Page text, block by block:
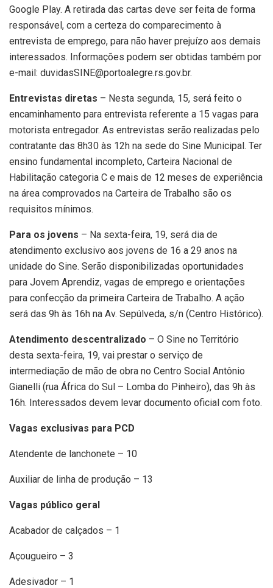
Google Play. A retirada das cartas deve ser feita de forma
responsável, com a certeza do comparecimento à
entrevista de emprego, para não haver prejuízo aos demais
interessados. Informações podem ser obtidas também por
e-mail: duvidasSINE@portoalegre.rs.gov.br.
Entrevistas diretas – Nesta segunda, 15, será feito o
encaminhamento para entrevista referente a 15 vagas para
motorista entregador. As entrevistas serão realizadas pelo
contratante das 8h30 às 12h na sede do Sine Municipal. Ter
ensino fundamental incompleto, Carteira Nacional de
Habilitação categoria C e mais de 12 meses de experiência
na área comprovados na Carteira de Trabalho são os
requisitos mínimos.
Para os jovens – Na sexta-feira, 19, será dia de
atendimento exclusivo aos jovens de 16 a 29 anos na
unidade do Sine. Serão disponibilizadas oportunidades
para Jovem Aprendiz, vagas de emprego e orientações
para confecção da primeira Carteira de Trabalho. A ação
será das 9h às 16h na Av. Sepúlveda, s/n (Centro Histórico).
Atendimento descentralizado – O Sine no Território
desta sexta-feira, 19, vai prestar o serviço de
intermediação de mão de obra no Centro Social Antônio
Gianelli (rua África do Sul – Lomba do Pinheiro), das 9h às
16h. Interessados devem levar documento oficial com foto.
Vagas exclusivas para PCD
Atendente de lanchonete – 10
Auxiliar de linha de produção – 13
Vagas público geral
Acabador de calçados – 1
Açougueiro – 3
Adesivador – 1